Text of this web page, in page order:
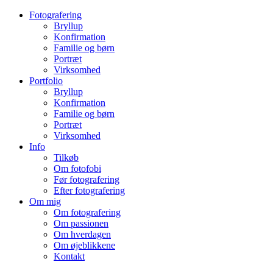
Fotografering
Bryllup
Konfirmation
Familie og børn
Portræt
Virksomhed
Portfolio
Bryllup
Konfirmation
Familie og børn
Portræt
Virksomhed
Info
Tilkøb
Om fotofobi
Før fotografering
Efter fotografering
Om mig
Om fotografering
Om passionen
Om hverdagen
Om øjeblikkene
Kontakt